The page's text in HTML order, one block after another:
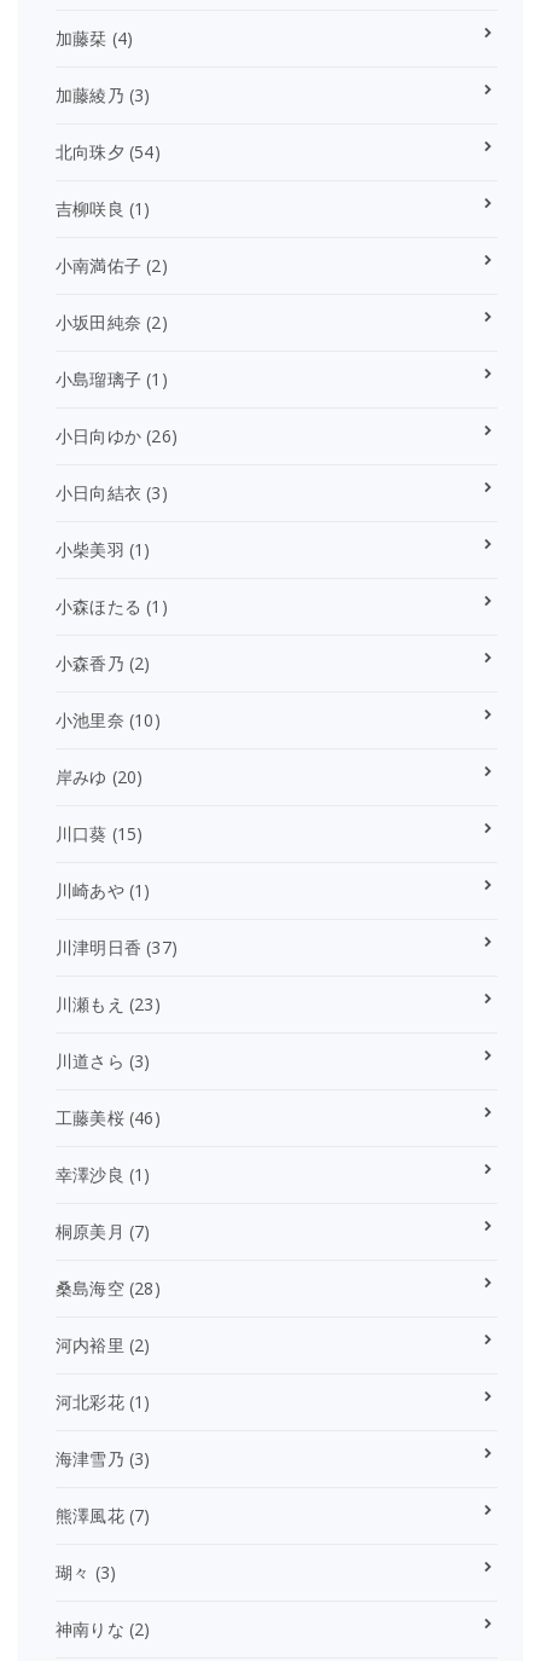
加藤栞 (4)
加藤綾乃 (3)
北向珠夕 (54)
吉柳咲良 (1)
小南満佑子 (2)
小坂田純奈 (2)
小島瑠璃子 (1)
小日向ゆか (26)
小日向結衣 (3)
小柴美羽 (1)
小森ほたる (1)
小森香乃 (2)
小池里奈 (10)
岸みゆ (20)
川口葵 (15)
川崎あや(1)
川津明日香 (37)
川瀬もえ (23)
川道さら (3)
工藤美桜(46)
幸澤沙良 (1)
桐原美月 (7)
桑島海空(28)
河内裕里 (2)
河北彩花(1)
海津雪乃 (3)
熊澤風花(7)
瑚々 (3)
神南りな (2)